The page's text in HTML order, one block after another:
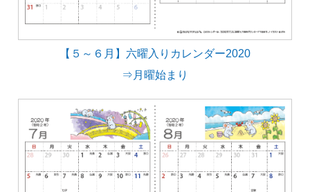
【５～６月】六曜入りカレンダー2020
⇒月曜始まり